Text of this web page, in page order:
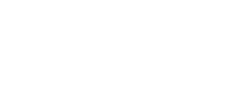
amigo
o autor da receita
receita? Compartilhe